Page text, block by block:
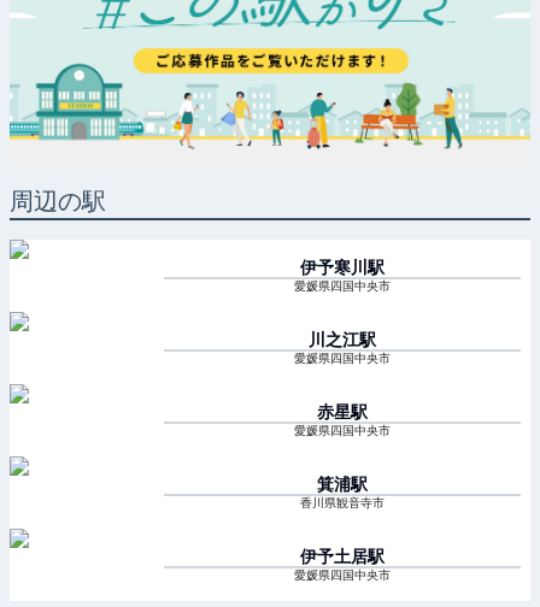
周辺の駅
伊予寒川 駅
愛媛県四国中央市
川之江駅
愛媛県四国中央市
赤星駅
愛媛県四国中央市
箕浦駅
香川県観音寺市
伊予土居駅
愛媛県四国中央市